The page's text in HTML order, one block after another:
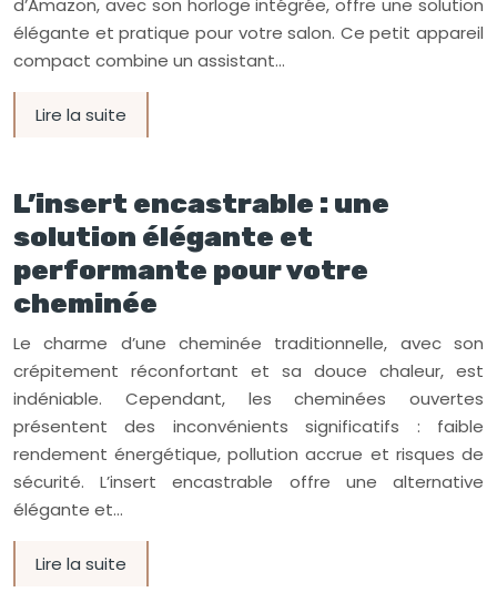
d’Amazon, avec son horloge intégrée, offre une solution
élégante et pratique pour votre salon. Ce petit appareil
compact combine un assistant…
Lire la suite
L’insert encastrable : une
solution élégante et
performante pour votre
cheminée
Le charme d’une cheminée traditionnelle, avec son
crépitement réconfortant et sa douce chaleur, est
indéniable. Cependant, les cheminées ouvertes
présentent des inconvénients significatifs : faible
rendement énergétique, pollution accrue et risques de
sécurité. L’insert encastrable offre une alternative
élégante et…
Lire la suite